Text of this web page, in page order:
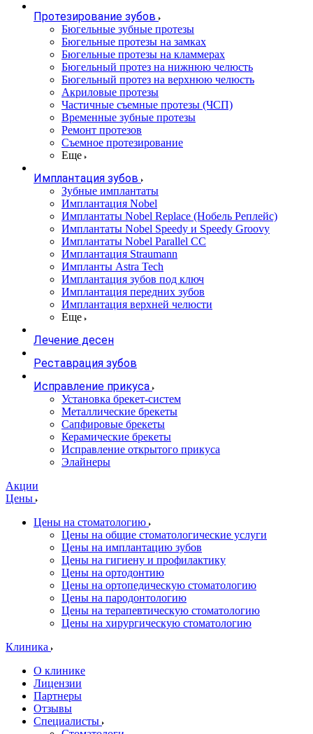
Протезирование зубов
Бюгельные зубные протезы
Бюгельные протезы на замках
Бюгельные протезы на кламмерах
Бюгельный протез на нижнюю челюсть
Бюгельный протез на верхнюю челюсть
Акриловые протезы
Частичные съемные протезы (ЧСП)
Временные зубные протезы
Ремонт протезов
Съемное протезирование
Еще
Имплантация зубов
Зубные имплантаты
Имплантация Nobel
Имплантаты Nobel Replace (Нобель Реплейс)
Имплантаты Nobel Speedy и Speedy Groovy
Имплантаты Nobel Parallel CC
Имплантация Straumann
Импланты Astra Tech
Имплантация зубов под ключ
Имплантация передних зубов
Имплантация верхней челюсти
Еще
Лечение десен
Реставрация зубов
Исправление прикуса
Установка брекет-систем
Металлические брекеты
Сапфировые брекеты
Керамические брекеты
Исправление открытого прикуса
Элайнеры
Акции
Цены
Цены на стоматологию
Цены на общие стоматологические услуги
Цены на имплантацию зубов
Цены на гигиену и профилактику
Цены на ортодонтию
Цены на ортопедическую стоматологию
Цены на пародонтологию
Цены на терапевтическую стоматологию
Цены на хирургическую стоматологию
Клиника
О клинике
Лицензии
Партнеры
Отзывы
Специалисты